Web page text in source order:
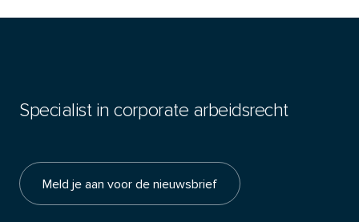
Specialist in corporate arbeidsrecht
Meld je aan voor de nieuwsbrief